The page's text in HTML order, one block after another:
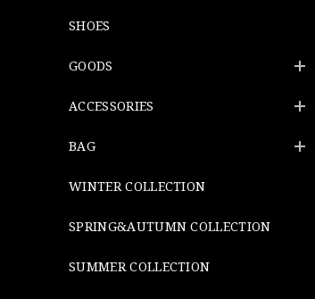
SHOES
GOODS
ACCESSORIES
BAG
WINTER COLLECTION
SPRING&AUTUMN COLLECTION
SUMMER COLLECTION